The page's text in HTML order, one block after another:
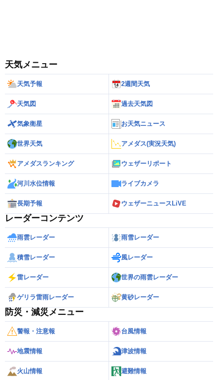
天気メニュー
天気予報 2週間天気
天気図 過去天気図
気象衛星 お天気ニュース
世界天気 アメダス(実況天気)
アメダスランキング ウェザーリポート
河川水位情報 ライブカメラ
長期予報 ウェザーニュースLiVE
レーダーコンテンツ
雨雲レーダー 雨雪レーダー
積雪レーダー 風レーダー
雷レーダー 世界の雨雲レーダー
ゲリラ雷雨レーダー 黄砂レーダー
防災・減災メニュー
警報・注意報 台風情報
地震情報 津波情報
火山情報 避難情報